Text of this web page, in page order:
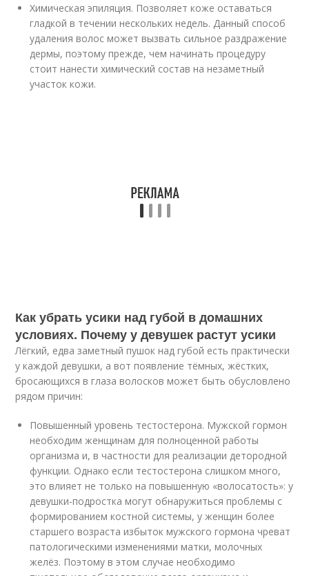
Химическая эпиляция. Позволяет коже оставаться
гладкой в течении нескольких недель. Данный способ
удаления волос может вызвать сильное раздражение
дермы, поэтому прежде, чем начинать процедуру
стоит нанести химический состав на незаметный
участок кожи.
Как убрать усики над губой в домашних
условиях. Почему у девушек растут усики
Лёгкий, едва заметный пушок над губой есть практически
у каждой девушки, а вот появление тёмных, жёстких,
бросающихся в глаза волосков может быть обусловлено
рядом причин:
Повышенный уровень тестостерона. Мужской гормон
необходим женщинам для полноценной работы
организма и, в частности для реализации детородной
функции. Однако если тестостерона слишком много,
это влияет не только на повышенную «волосатость»: у
девушки-подростка могут обнаружиться проблемы с
формированием костной системы, у женщин более
старшего возраста избыток мужского гормона чреват
патологическими изменениями матки, молочных
желёз. Поэтому в этом случае необходимо